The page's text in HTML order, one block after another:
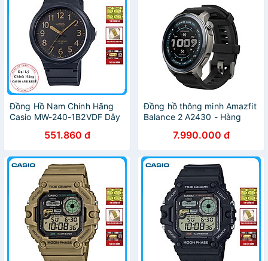
Đồng Hồ Nam Chính Hãng
Casio MW-240-1B2VDF Dây
551.860 đ
Đồng hồ thông minh Amazfit
Balance 2 A2430 - Hàng
7.990.000 đ